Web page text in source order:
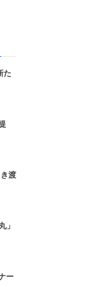
た
渡
」
ー